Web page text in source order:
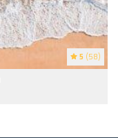
5 (58)